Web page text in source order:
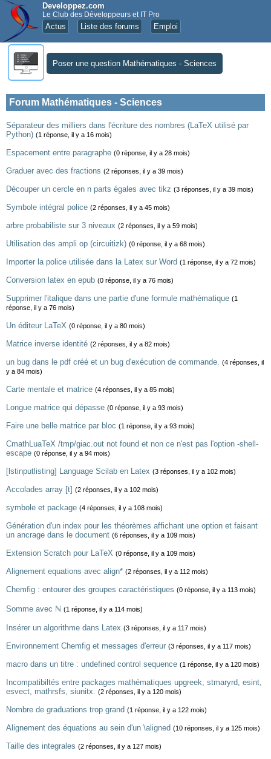
Developpez.com
Le Club des Développeurs et IT Pro
Actus Liste des forums Emploi
Poser une question Mathématiques - Sciences
Forum Mathématiques - Sciences
Séparateur des milliers dans l'écriture des nombres (LaTeX utilisé par
Python) (1 réponse, il y a 16 mois)
Espacement entre paragraphe (0 réponse, il y a 28 mois)
Graduer avec des fractions (2 réponses, il y a 39 mois)
Découper un cercle en n parts égales avec tikz (3 réponses, il y a 39 mois)
Symbole intégral police (2 réponses, il y a 45 mois)
arbre probabiliste sur 3 niveaux (2 réponses, il y a 59 mois)
Utilisation des ampli op (circuitizk) (0 réponse, il y a 68 mois)
Importer la police utilisée dans la Latex sur Word (1 réponse, il y a 72 mois)
Conversion latex en epub (0 réponse, il y a 76 mois)
Supprimer l'italique dans une partie d'une formule mathématique (1
réponse, il y a 76 mois)
Un éditeur LaTeX (0 réponse, il y a 80 mois)
Matrice inverse identité (2 réponses, il y a 82 mois)
un bug dans le pdf créé et un bug d'exécution de commande. (4 réponses, il
y a 84 mois)
Carte mentale et matrice (4 réponses, il y a 85 mois)
Longue matrice qui dépasse (0 réponse, il y a 93 mois)
Faire une belle matrice par bloc (1 réponse, il y a 93 mois)
CmathLuaTeX /tmp/giac.out not found et non ce n'est pas l'option -shell-
escape (0 réponse, il y a 94 mois)
[lstinputlisting] Language Scilab en Latex (3 réponses, il y a 102 mois)
Accolades array [t] (2 réponses, il y a 102 mois)
symbole et package (4 réponses, il y a 108 mois)
Génération d'un index pour les théorèmes affichant une option et faisant
un ancrage dans le document (6 réponses, il y a 109 mois)
Extension Scratch pour LaTeX (0 réponse, il y a 109 mois)
Alignement equations avec align* (2 réponses, il y a 112 mois)
Chemfig : entourer des groupes caractéristiques (0 réponse, il y a 113 mois)
Somme avec ℕ (1 réponse, il y a 114 mois)
Insérer un algorithme dans Latex (3 réponses, il y a 117 mois)
Environnement Chemfig et messages d'erreur (3 réponses, il y a 117 mois)
macro dans un titre : undefined control sequence (1 réponse, il y a 120 mois)
Incompatibiltés entre packages mathématiques upgreek, stmaryrd, esint,
esvect, mathrsfs, siunitx. (2 réponses, il y a 120 mois)
Nombre de graduations trop grand (1 réponse, il y a 122 mois)
Alignement des équations au sein d'un \aligned (10 réponses, il y a 125 mois)
Taille des integrales (2 réponses, il y a 127 mois)